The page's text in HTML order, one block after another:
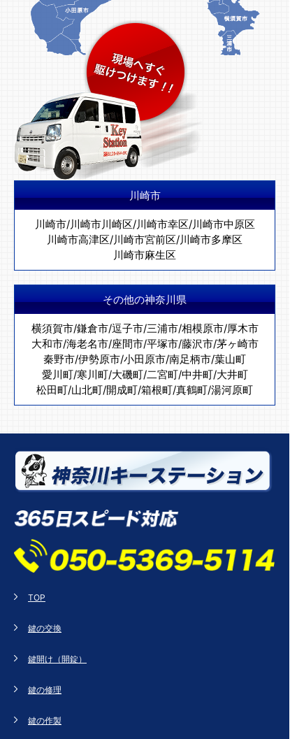
川崎市
川崎市/川崎市川崎区/川崎市幸区/川崎市中原区
川崎市高津区/川崎市宮前区/川崎市多摩区
川崎市麻生区
その他の神奈川県
横須賀市/鎌倉市/逗子市/三浦市/相模原市/厚木市
大和市/海老名市/座間市/平塚市/藤沢市/茅ヶ崎市
秦野市/伊勢原市/小田原市/南足柄市/葉山町
愛川町/寒川町/大磯町/二宮町/中井町/大井町
松田町/山北町/開成町/箱根町/真鶴町/湯河原町
TOP
鍵の交換
鍵開け（開錠）
鍵の修理
鍵の作製